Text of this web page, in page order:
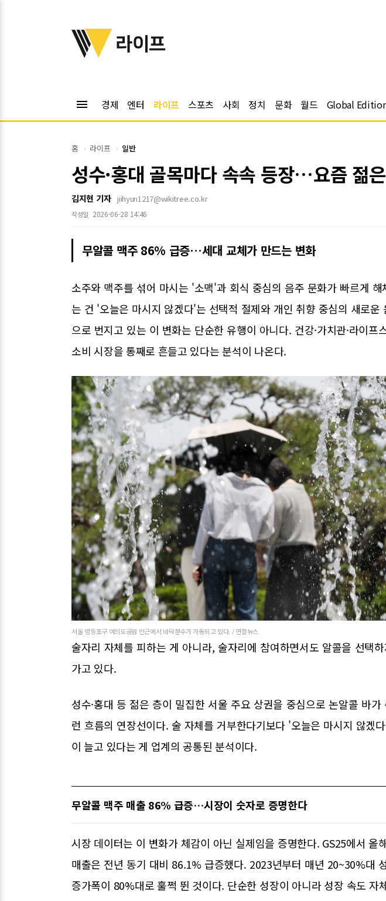
위키트리
라이프
menu 경제 엔터 라이프 스포츠 사회 정치 문화 월드 Global
홈 라이프 일반
성수·홍대 골목마다 속속 등장…요즘 젊
김지현 기자 jiihyun1217@wikitree.co.kr
작성일 2026-06-28 14:46
무알콜 맥주 86% 급증…세대 교체가 만드는 변화
소주와 맥주를 섞어 마시는 '소맥'과 회식 중심의 음주 문화가 빠르게
는 건 '오늘은 마시지 않겠다'는 선택적 절제와 개인 취향 중심의 새로운
으로 번지고 있는 이 변화는 단순한 유행이 아니다. 건강·가치관·라이프
소비 시장을 통째로 흔들고 있다는 분석이 나온다.
서울 영등포구 여의도공원 인근에서 바닥분수가 가동되고 있다. / 연합뉴스
술자리 자체를 피하는 게 아니라, 술자리에 참여하면서도 알콜을 선택
가고 있다.
성수·홍대 등 젊은 층이 밀집한 서울 주요 상권을 중심으로 논알콜 바
런 흐름의 연장선이다. 술 자체를 거부한다기보다 '오늘은 마시지 않겠
이 늘고 있다는 게 업계의 공통된 분석이다.
무알콜 맥주 매출 86% 급증…시장이 숫자로 증명한다
시장 데이터는 이 변화가 체감이 아닌 실제임을 증명한다. GS25에서 올
매출은 전년 동기 대비 86.1% 급증했다. 2023년부터 매년 20~30%대
증가폭이 80%대로 훌쩍 뛴 것이다. 단순한 성장이 아니라 성장 속도 자